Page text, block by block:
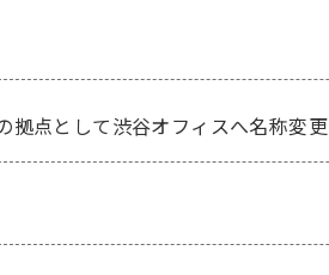
拠点として渋谷オフィスへ名称変更